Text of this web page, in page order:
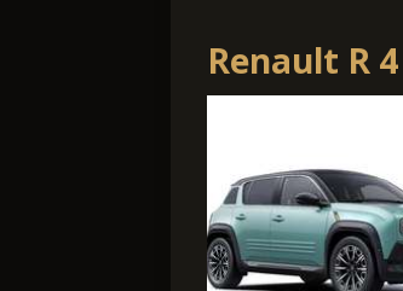
Renault R
Iconic 150
Range